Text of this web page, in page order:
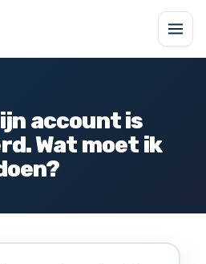
account is
Wat moet ik